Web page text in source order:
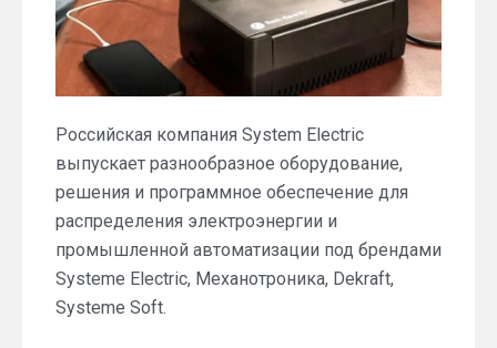
Российская компания System Electric
выпускает разнообразное оборудование,
решения и программное обеспечение для
распределения электроэнергии и
промышленной автоматизации под брендами
Systeme Electric, Механотроника, Dekraft,
Systeme Soft.